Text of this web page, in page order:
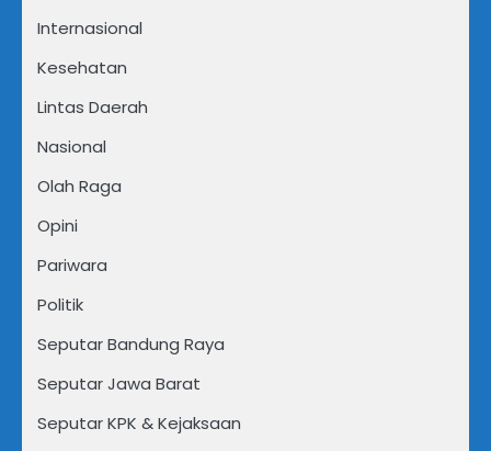
Internasional
Kesehatan
Lintas Daerah
Nasional
Olah Raga
Opini
Pariwara
Politik
Seputar Bandung Raya
Seputar Jawa Barat
Seputar KPK & Kejaksaan